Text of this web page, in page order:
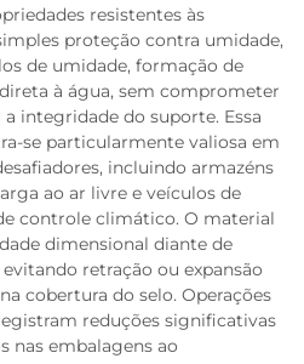
resistentes às
proteção contra umidade,
de umidade, formação de
à água, sem comprometer
integridade do suporte. Essa
se particularmente valiosa em
incluindo armazéns
ao ar livre e veículos de
controle climático. O material
dimensional diante de
retração ou expansão
cobertura do selo. Operações
reduções significativas
nas embalagens ao